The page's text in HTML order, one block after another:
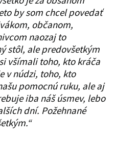
by som chcel povedať
občanom,
naozaj to
stôl, ale predovšetkým
všímali toho, kto kráča
v núdzi, toho, kto
pomocnú ruku, ale aj
iba náš úsmev, lebo
dní. Požehnané